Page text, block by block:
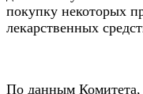
покупку некоторых
лекарственных
По данным Комитета,